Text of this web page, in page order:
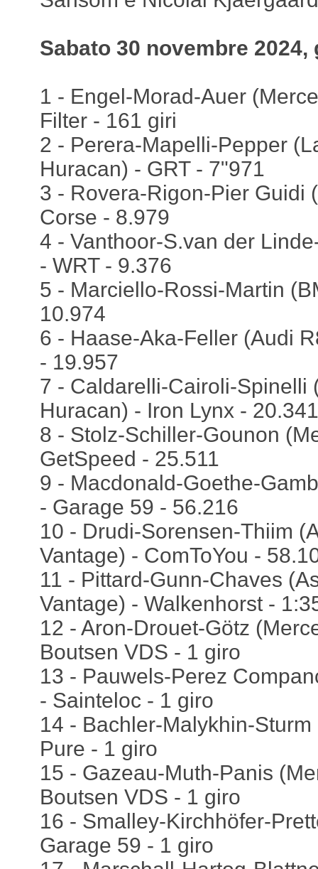
Sabato 30 novembre 2024,
1 - Engel-Morad-Auer
Filter - 161 giri
2 - Perera-Mapelli-Pepper
Huracan) - GRT - 7"971
3 - Rovera-Rigon-Pier Guidi
Corse - 8.979
4 - Vanthoor-S.van der
- WRT - 9.376
5 - Marciello-Rossi-Martin
10.974
6 - Haase-Aka-Feller (Audi
- 19.957
7 - Caldarelli-Cairoli-Spinelli
Huracan) - Iron Lynx - 20.341
8 - Stolz-Schiller-Gounon
GetSpeed - 25.511
9 - Macdonald-Goethe-
- Garage 59 - 56.216
10 - Drudi-Sorensen-Thiim
Vantage) - ComToYou -
11 - Pittard-Gunn-Chaves
Vantage) - Walkenhorst -
12 - Aron-Drouet-Götz
Boutsen VDS - 1 giro
13 - Pauwels-Perez
- Sainteloc - 1 giro
14 - Bachler-Malykhin-
Pure - 1 giro
15 - Gazeau-Muth-Panis
Boutsen VDS - 1 giro
16 - Smalley-Kirchhöfer-
Garage 59 - 1 giro